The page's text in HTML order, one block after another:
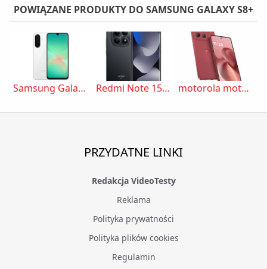
POWIĄZANE PRODUKTY DO SAMSUNG GALAXY S8+
Samsung Galaxy A26 Redmi Note 15 5G motorola moto g86
PRZYDATNE LINKI
Redakcja VideoTesty
Reklama
Polityka prywatności
Polityka plików cookies
Regulamin